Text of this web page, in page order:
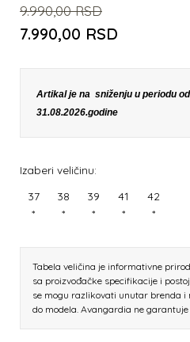
9.990,00 RSD
7.990,00 RSD
Artikal je na sniženju u periodu
31.08.2026.godine
Izaberi veličinu:
37
*
38
*
39
*
41
*
42
*
Tabela veličina je informativne
sa proizvođačke specifikacije i
se mogu razlikovati unutar brenda i
do modela. Avangardia ne